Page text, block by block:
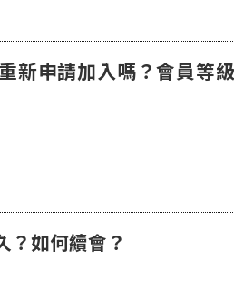
新申請加入嗎？會員等
？如何續會？